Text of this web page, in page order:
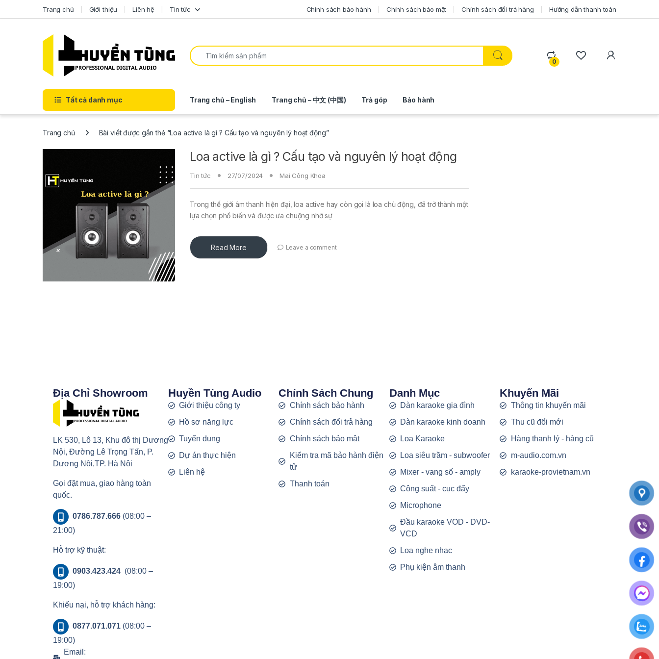
Trang chủ Giới thiệu Liên hệ Tin tức Chính sách bảo hành Chính sách bảo mật Chính sách đổi trả hàng Hướng dẫn thanh toán
0
Tất cả danh mục Trang chủ – English Trang chủ – 中文 (中国) Trả góp Bảo hành
Trang chủ Bài viết được gắn thẻ “Loa active là gì ? Cấu tạo và nguyên lý hoạt động”
Loa active là gì ? Cấu tạo và nguyên lý hoạt động
Tin tức 27/07/2024 Mai Công Khoa
Trong thế giới âm thanh hiện đại, loa active hay còn gọi là loa chủ động, đã trở thành một
lựa chọn phổ biến và được ưa chuộng nhờ sự
Read More Leave a comment
Địa Chỉ Showroom
LK 530, Lô 13, Khu đô thị Dương
Nội, Đường Lê Trọng Tấn, P.
Dương Nội,TP. Hà Nội
Gọi đặt mua, giao hàng toàn
quốc.
0786.787.666(08:00 –
21:00)
Hỗ trợ kỹ thuật:
0903.423.424 (08:00 –
19:00)
Khiếu nại, hỗ trợ khách hàng:
0877.071.071(08:00 –
19:00)
Email:
Huyền Tùng Audio
Giới thiệu công ty
Hồ sơ năng lực
Tuyển dụng
Dự án thực hiện
Liên hệ
Chính Sách Chung
Chính sách bảo hành
Chính sách đổi trả hàng
Chính sách bảo mật
Kiểm tra mã bảo hành điện
tử
Thanh toán
Danh Mục
Dàn karaoke gia đình
Dàn karaoke kinh doanh
Loa Karaoke
Loa siêu trầm - subwoofer
Mixer - vang số - amply
Công suất - cục đẩy
Microphone
Đầu karaoke VOD - DVD-
VCD
Loa nghe nhạc
Phụ kiện âm thanh
Khuyến Mãi
Thông tin khuyến mãi
Thu cũ đổi mới
Hàng thanh lý - hàng cũ
m-audio.com.vn
karaoke-provietnam.vn